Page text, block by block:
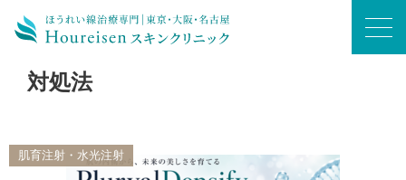
ホーム/ 対処法
対処法
肌育注射・水光注射